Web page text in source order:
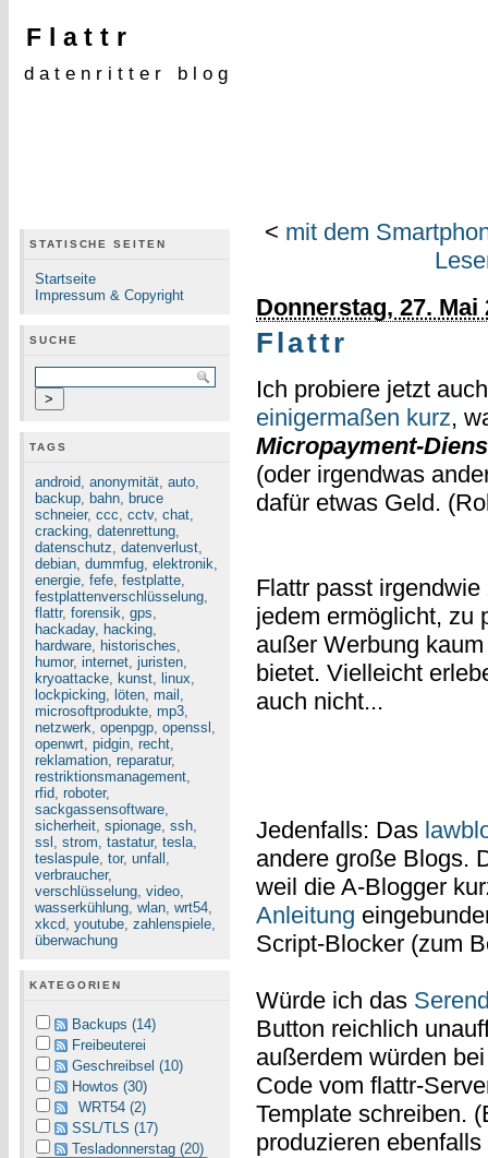
Flattr
datenritter blog
STATISCHE SEITEN
Startseite
Impressum & Copyright
SUCHE
TAGS
android, anonymität, auto,
backup, bahn, bruce
schneier, ccc, cctv, chat,
cracking, datenrettung,
datenschutz, datenverlust,
debian, dummfug, elektronik,
energie, fefe, festplatte,
festplattenverschlüsselung,
flattr, forensik, gps,
hackaday, hacking,
hardware, historisches,
humor, internet, juristen,
kryoattacke, kunst, linux,
lockpicking, löten, mail ,
microsoftprodukte, mp3,
netzwerk, openpgp, openssl ,
openwrt, pidgin, recht,
reklamation, reparatur,
restriktionsmanagement,
rfid, roboter,
sackgassensoftware,
sicherheit, spionage, ssh,
ssl , strom, tastatur, tesla,
teslaspule, tor, unfall ,
verbraucher,
verschlüsselung, video,
wasserkühlung, wlan, wrt54,
xkcd, youtube, zahlenspiele,
überwachung
KATEGORIEN
Backups (14)
Freibeuterei
Geschreibsel (10)
Howtos (30)
WRT54 (2)
SSL/TLS (17)
Tesladonnerstag (20)
< mit dem
Donnerstag, 27. Mai
Flattr
Ich probiere jetzt
einigermaßen kurz,
Micropayment-
(oder irgendwas
dafür etwas Geld.
Flattr passt
jedem ermöglicht, zu
außer Werbung
bietet. Vielleicht
auch nicht...
Jedenfalls: Das
andere große Blogs.
weil die A-Blogger
Anleitung
Script-Blocker (zum
Würde ich das
Button reichlich
außerdem würden
Code vom flattr-
Template schreiben.
produzieren